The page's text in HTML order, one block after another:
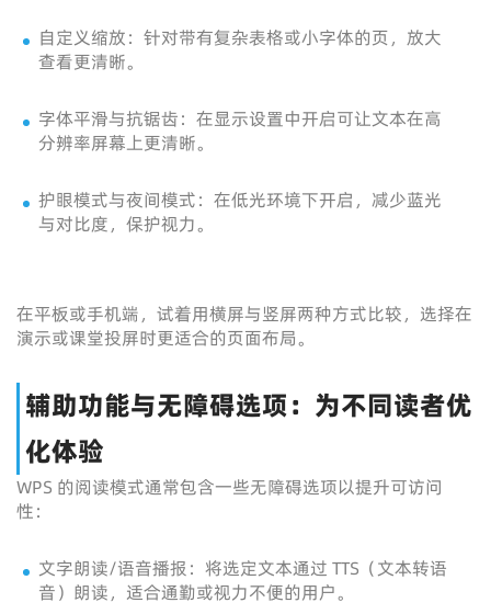
自定义缩放：针对带有复杂表格或小字体的页，放大
查看更清晰。
字体平滑与抗锯齿：在显示设置中开启可让文本在高
分辨率屏幕上更清晰。
护眼模式与夜间模式：在低光环境下开启，减少蓝光
与对比度，保护视力。
在平板或手机端，试着用横屏与竖屏两种方式比较，选择在
演示或课堂投屏时更适合的页面布局。
辅助功能与无障碍选项：为不同读者优
化体验
WPS 的阅读模式通常包含一些无障碍选项以提升可访问
性：
文字朗读/语音播报：将选定文本通过 TTS（文本转语
音）朗读，适合通勤或视力不便的用户。